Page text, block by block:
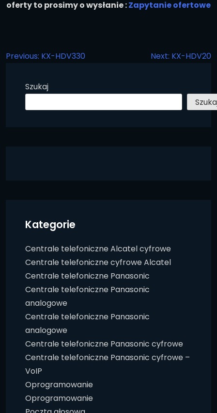
oferty to prosimy o wysłanie :Zapytanie ofertowe
Previous: KX-HDV330 Next: KX-HDV20
Szukaj
Kategorie
Centrale telefoniczne Alcatel cyfrowe
Centrale telefoniczne cyfrowe Alcatel
Centrale telefoniczne Panasonic
Centrale telefoniczne Panasonic
analogowe
Centrale telefoniczne Panasonic
analogowe
Centrale telefoniczne Panasonic cyfrowe
Centrale telefoniczne Panasonic cyfrowe –
VoIP
Oprogramowanie
Oprogramowanie